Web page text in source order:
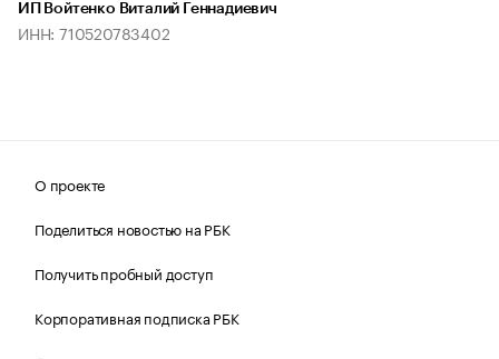
ИП Войтенко Виталий Геннадиевич
ИНН: 710520783402
О проекте
Поделиться новостью на РБК
Получить пробный доступ
Корпоративная подписка РБК